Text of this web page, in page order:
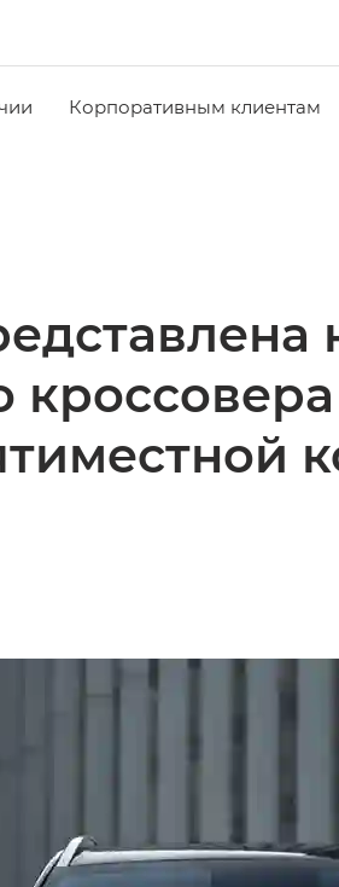
Корпоративным клиентам